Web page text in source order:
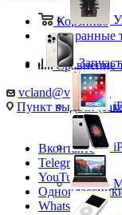
Корзина0
Избранные
Сравнение
vcland@vcland.ru
Пункт выдачи
Вконтакте
Telegram
YouTube
WhatsApp